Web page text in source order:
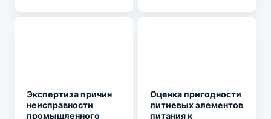
Экспертиза причин
неисправности
промышленного
Оценка пригодности
литиевых элементов
питания к